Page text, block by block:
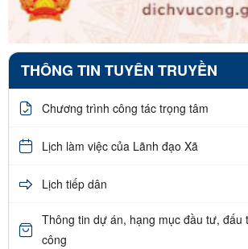
THÔNG TIN TUYÊN TRUYỀN
Chương trình công tác trọng tâm
Lịch làm việc của Lãnh đạo Xã
Lịch tiếp dân
Thông tin dự án, hạng mục đầu tư, đấu
công